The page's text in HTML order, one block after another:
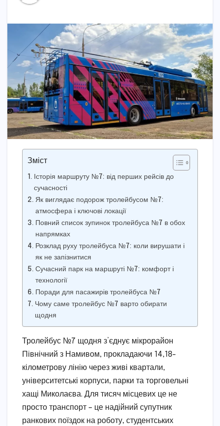
Зміст
Історія маршруту №7: від перших рейсів до
сучасності
Як виглядає подорож тролейбусом №7:
атмосфера і ключові локації
Повний список зупинок тролейбуса №7 в обох
напрямках
Розклад руху тролейбуса №7: коли вирушати і
як не запізнитися
Сучасний парк на маршруті №7: комфорт і
технології
Поради для пасажирів тролейбуса №7
Чому саме тролейбус №7 варто обирати
щодня
Тролейбус №7 щодня з’єднує мікрорайон
Північний з Намивом, прокладаючи 14,18-
кілометрову лінію через живі квартали,
університетські корпуси, парки та торговельні
хащі Миколаєва. Для тисяч місцевих це не
просто транспорт – це надійний супутник
ранкових поїздок на роботу, студентських